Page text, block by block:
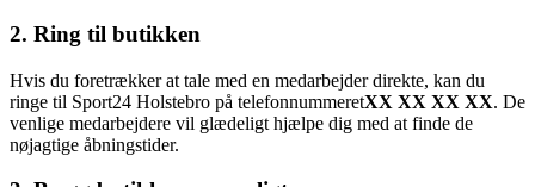
2. Ring til butikken
Hvis du foretrækker at tale med en medarbejder direkte, kan du
ringe til Sport24 Holstebro på telefonnummeretXX XX XX XX. De
venlige medarbejdere vil glædeligt hjælpe dig med at finde de
nøjagtige åbningstider.